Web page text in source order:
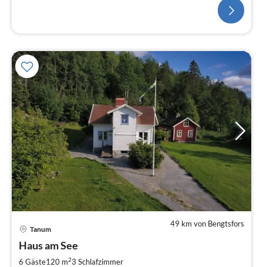
49 km von Bengtsfors
Tanum
Haus am See
6 Gäste120 m23 Schlafzimmer